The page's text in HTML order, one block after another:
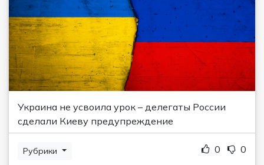
Украина не усвоила урок – делегаты России
сделали Киеву предупреждение
Рубрики 0 0